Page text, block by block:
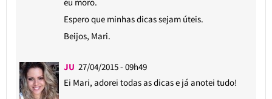
Espero que minhas dicas sejam úteis.
Beijos, Mari.
JU 27/04/2015 - 09h49
Ei Mari, adorei todas as dicas e já anotei tudo!